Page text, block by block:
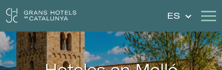
ES
Nuestros Hoteles Escapadas